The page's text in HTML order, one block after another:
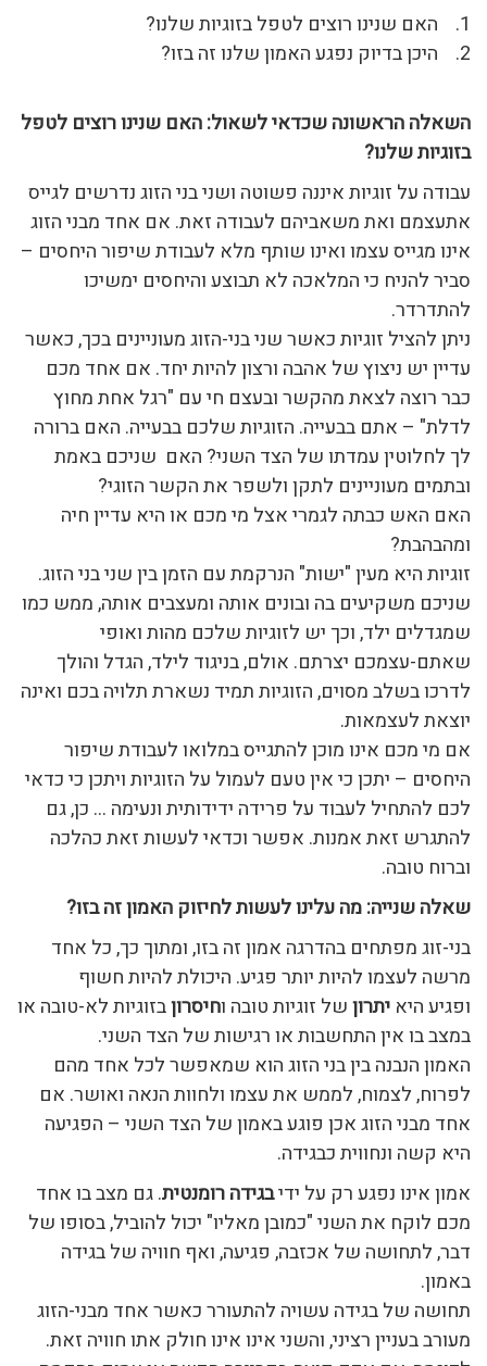
1. האם שנינו רוצים לטפל בזוגיות שלנו?
2. היכן בדיוק נפגע האמון שלנו זה בזו?
השאלה הראשונה שכדאי לשאול: האם שנינו רוצים לטפל
בזוגיות שלנו?
עבודה על זוגיות איננה פשוטה ושני בני הזוג נדרשים לגייס
אתעצמם ואת משאביהם לעבודה זאת. אם אחד מבני הזוג
אינו מגייס עצמו ואינו שותף מלא לעבודת שיפור היחסים –
סביר להניח כי המלאכה לא תבוצע והיחסים ימשיכו
להתדרדר.
ניתן להציל זוגיות כאשר שני בני-הזוג מעוניינים בכך, כאשר
עדיין יש ניצוץ של אהבה ורצון להיות יחד. אם אחד מכם
כבר רוצה לצאת מהקשר ובעצם חי עם "רגל אחת מחוץ
לדלת" – אתם בבעייה. הזוגיות שלכם בבעייה. האם ברורה
לך לחלוטין עמדתו של הצד השני? האם שניכם באמת
ובתמים מעוניינים לתקן ולשפר את הקשר הזוגי?
האם האש כבתה לגמרי אצל מי מכם או היא עדיין חיה
ומהבהבת?
זוגיות היא מעין "ישות" הנרקמת עם הזמן בין שני בני הזוג.
שניכם משקיעים בה ובונים אותה ומעצבים אותה, ממש כמו
שמגדלים ילד, וכך יש לזוגיות שלכם מהות ואופי
שאתם-עצמכם יצרתם. אולם, בניגוד לילד, הגדל והולך
לדרכו בשלב מסוים, הזוגיות תמיד נשארת תלויה בכם ואינה
יוצאת לעצמאות.
אם מי מכם אינו מוכן להתגייס במלואו לעבודת שיפור
היחסים – יתכן כי אין טעם לעמול על הזוגיות ויתכן כי כדאי
לכם להתחיל לעבוד על פרידה ידידותית ונעימה … כן, גם
להתגרש זאת אמנות. אפשר וכדאי לעשות זאת כהלכה
וברוח טובה.
שאלה שנייה: מה עלינו לעשות לחיזוק האמון זה בזו?
בני-זוג מפתחים בהדרגה אמון זה בזו, ומתוך כך, כל אחד
מרשה לעצמו להיות יותר פגיע. היכולת להיות חשוף
ופגיע היא יתרוןשל זוגיות טובה וחיסרוןבזוגיות לא-טובה או
במצב בו אין התחשבות או רגישות של הצד השני.
האמון הנבנה בין בני הזוג הוא שמאפשר לכל אחד מהם
לפרוח, לצמוח, לממש את עצמו ולחוות הנאה ואושר. אם
אחד מבני הזוג אכן פוגע באמון של הצד השני – הפגיעה
היא קשה ונחווית כבגידה.
אמון אינו נפגע רק על ידיבגידה רומנטית. גם מצב בו אחד
מכם לוקח את השני "כמובן מאליו" יכול להוביל, בסופו של
דבר, לתחושה של אכזבה, פגיעה, ואף חוויה של בגידה
באמון.
תחושה של בגידה עשויה להתעורר כאשר אחד מבני-הזוג
מעורב בעניין רציני, והשני אינו אינו חולק אתו חוויה זאת.